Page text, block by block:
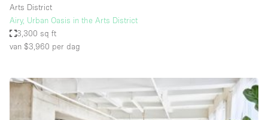
Kraampje / Kiosk / Stalletje
Kraampje / Marktkraam
Magazijn
Ontvangsthal
Overige
Arts District
Airy, Urban Oasis in the Arts District
3,300 sq ft
van $3,960 per dag